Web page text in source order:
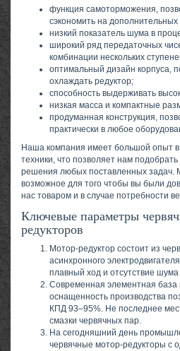
функция самоторможения,
сэкономить на
низкий показатель шума в
широкий ряд передаточных
комбинации нескольких
оптимальный дизайн корпуса,
охлаждать редуктор;
способность выдерживать
низкая масса и компактные
продуманная конструкция,
практически в любое
Наша компания имеет большой опыт в
техники, что позволяет нам
решения любых поставленных задач.
возможное для того чтобы вы были
нас товаром и в случае потребности
Ключевые параметры
редукторов
Мотор-редуктор состоит из
асинхронного
плавный ход и отсутствие
Современная элементная база
оснащенность производства
КПД 93–95%. Не последнее
смазки червячных пар.
На сегодняшний день
червячные мотор-редукторы с